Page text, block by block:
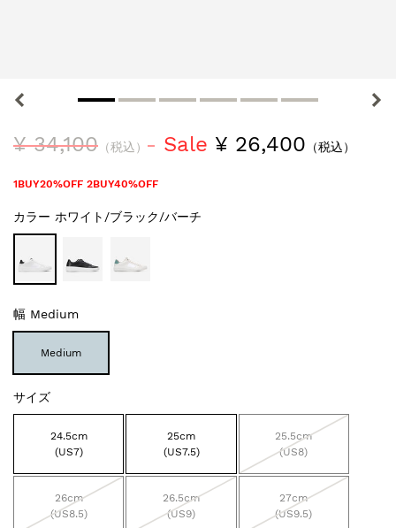
¥ 34,100 （税込） Sale ¥ 26,400 （税込）
1BUY20%OFF 2BUY40%OFF
カラー ホワイト/ブラック/バーチ
幅 Medium
Medium
サイズ
24.5cm
(US7)
25cm
(US7.5)
25.5cm
(US8)
26cm
(US8.5)
26.5cm
(US9)
27cm
(US9.5)